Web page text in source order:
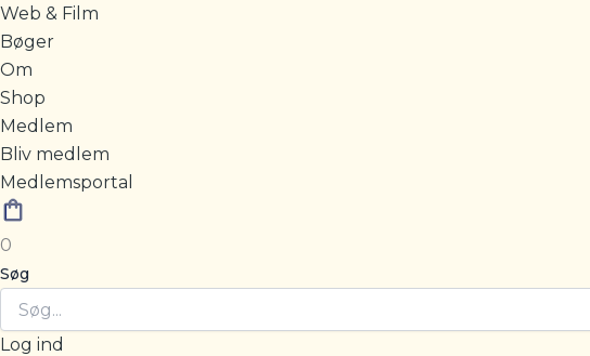
Web & Film
Bøger
Om
Shop
Medlem
Bliv medlem
Medlemsportal
0
Søg
Log ind